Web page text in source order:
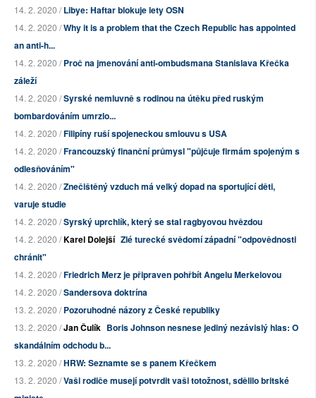
14. 2. 2020 /Libye: Haftar blokuje lety OSN
14. 2. 2020 /Why it is a problem that the Czech Republic has appointed
an anti-h...
14. 2. 2020 /Proč na jmenování anti-ombudsmana Stanislava Křečka
záleží
14. 2. 2020 /Syrské nemluvně s rodinou na útěku před ruským
bombardováním umrzlo...
14. 2. 2020 /Filipíny ruší spojeneckou smlouvu s USA
14. 2. 2020 /Francouzský finanční průmysl "půjčuje firmám spojeným s
odlesňováním"
14. 2. 2020 /Znečištěný vzduch má velký dopad na sportující děti,
varuje studie
14. 2. 2020 /Syrský uprchlík, který se stal ragbyovou hvězdou
14. 2. 2020 /Karel Dolejší Zlé turecké svědomí západní "odpovědnosti
chránit"
14. 2. 2020 /Friedrich Merz je připraven pohřbít Angelu Merkelovou
14. 2. 2020 /Sandersova doktrína
13. 2. 2020 /Pozoruhodné názory z České republiky
13. 2. 2020 /Jan Čulík Boris Johnson nesnese jediný nezávislý hlas: O
skandálním odchodu b...
13. 2. 2020 /HRW: Seznamte se s panem Křečkem
13. 2. 2020 /Vaši rodiče musejí potvrdit vaši totožnost, sdělilo britské